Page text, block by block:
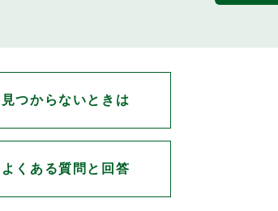
見つからないときは
よくある質問と回答